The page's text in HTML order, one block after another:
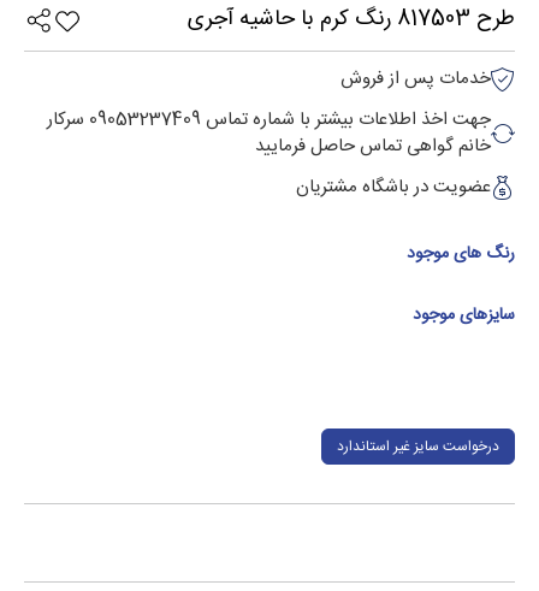
طرح 817503 رنگ كرم با حاشیه آجری
خدمات پس از فروش
جهت اخذ اطلاعات بیشتر با شماره تماس 09053237409 سرکار
خانم گواهی تماس حاصل فرمایید
عضویت در باشگاه مشتریان
رنگ های موجود
سایزهای موجود
درخواست سایز غیر استاندارد